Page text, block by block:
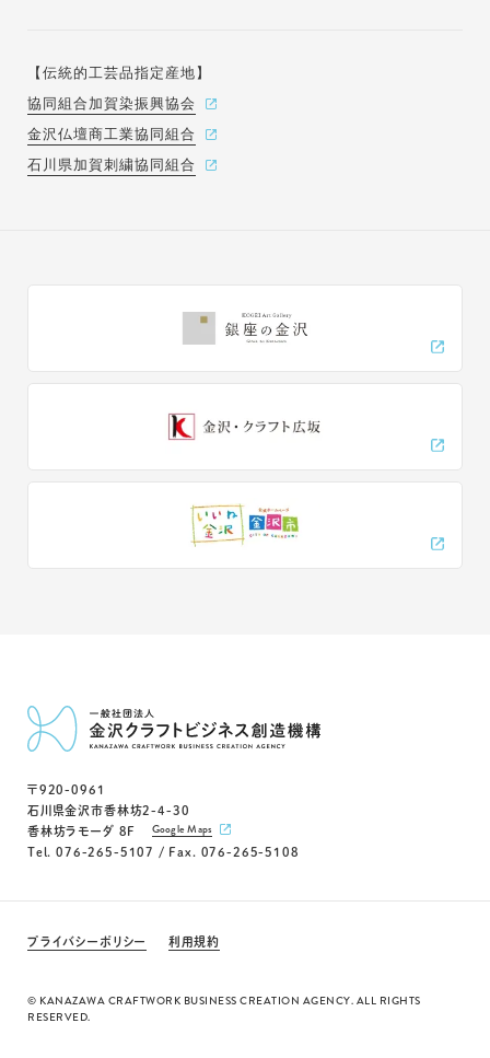
【伝統的工芸品指定産地】
協同組合加賀染振興協会
金沢仏壇商工業協同組合
石川県加賀刺繍協同組合
〒920-0961
石川県金沢市香林坊2-4-30
香林坊ラモーダ 8F
Tel. 076-265-5107 / Fax. 076-265-5108
Google Maps
プライバシーポリシー 利用規約
© KANAZAWA CRAFTWORK BUSINESS CREATION AGENCY. ALL RIGHTS
RESERVED.